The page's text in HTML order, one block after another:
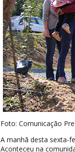
Foto: Comunicação
A manhã desta sexta-
Aconteceu na